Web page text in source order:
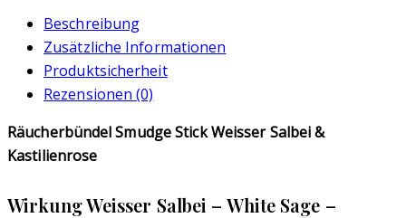
Beschreibung
Zusätzliche Informationen
Produktsicherheit
Rezensionen (0)
Räucherbündel Smudge Stick Weisser Salbei &
Kastilienrose
Wirkung Weisser Salbei – White Sage –